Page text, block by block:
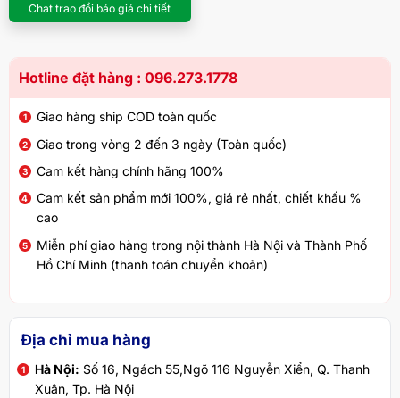
Chat trao đổi báo giá chi tiết
Hotline đặt hàng : 096.273.1778
Giao hàng ship COD toàn quốc
Giao trong vòng 2 đến 3 ngày (Toàn quốc)
Cam kết hàng chính hãng 100%
Cam kết sản phẩm mới 100%, giá rẻ nhất, chiết khấu %
cao
Miễn phí giao hàng trong nội thành Hà Nội và Thành Phố
Hồ Chí Minh (thanh toán chuyển khoản)
Địa chỉ mua hàng
Hà Nội: Số 16, Ngách 55,Ngõ 116 Nguyễn Xiển, Q. Thanh
Xuân, Tp. Hà Nội